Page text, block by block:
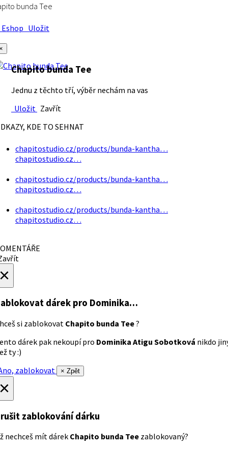
bunda Tee
Uložit
Chapito bunda Tee
Jednu z těchto tří, výběr nechám na vas
Uložit Zavřít
KDE TO SEHNAT
chapitostudio.cz/products/bunda-kantha…
chapitostudio.cz…
chapitostudio.cz/products/bunda-kantha…
chapitostudio.cz…
chapitostudio.cz/products/bunda-kantha…
chapitostudio.cz…
dárek pro Dominika…
si zablokovat Chapito bunda Tee?
dárek pak nekoupí pro Dominika Atigu Sobotková nikdo
ty :)
zablokovat
× Zpět
zablokování dárku
nechceš mít dárek Chapito bunda Tee zablokovaný?